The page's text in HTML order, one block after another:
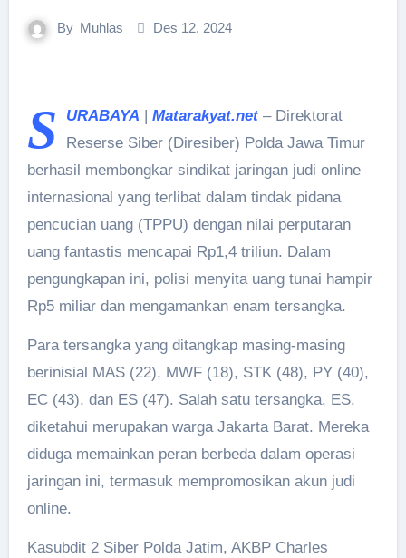
By Muhlas Des 12, 2024
S URABAYA | Matarakyat.net– Direktorat
Reserse Siber (Diresiber) Polda Jawa Timur
berhasil membongkar sindikat jaringan judi online
internasional yang terlibat dalam tindak pidana
pencucian uang (TPPU) dengan nilai perputaran
uang fantastis mencapai Rp1,4 triliun. Dalam
pengungkapan ini, polisi menyita uang tunai hampir
Rp5 miliar dan mengamankan enam tersangka.
Para tersangka yang ditangkap masing-masing
berinisial MAS (22), MWF (18), STK (48), PY (40),
EC (43), dan ES (47). Salah satu tersangka, ES,
diketahui merupakan warga Jakarta Barat. Mereka
diduga memainkan peran berbeda dalam operasi
jaringan ini, termasuk mempromosikan akun judi
online.
Kasubdit 2 Siber Polda Jatim, AKBP Charles